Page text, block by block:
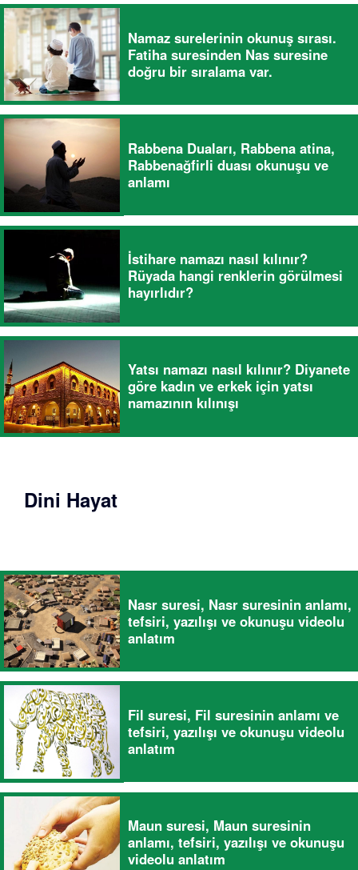
Namaz surelerinin okunuş sırası.
Fatiha suresinden Nas suresine
doğru bir sıralama var.
Rabbena Duaları, Rabbena atina,
Rabbenağfirli duası okunuşu ve
anlamı
İstihare namazı nasıl kılınır?
Rüyada hangi renklerin görülmesi
hayırlıdır?
Yatsı namazı nasıl kılınır? Diyanete
göre kadın ve erkek için yatsı
namazının kılınışı
Dini Hayat
Nasr suresi, Nasr suresinin anlamı,
tefsiri, yazılışı ve okunuşu videolu
anlatım
Fil suresi, Fil suresinin anlamı ve
tefsiri, yazılışı ve okunuşu videolu
anlatım
Maun suresi, Maun suresinin
anlamı, tefsiri, yazılışı ve okunuşu
videolu anlatım